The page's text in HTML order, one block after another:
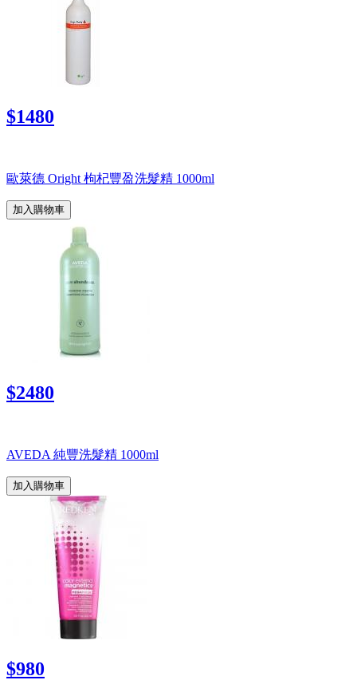
$1480
歐萊德 Oright 枸杞豐盈洗髮精 1000ml
加入購物車
$2480
AVEDA 純豐洗髮精 1000ml
加入購物車
$980